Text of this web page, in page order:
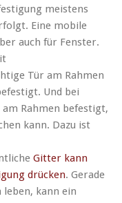
meistens
Eine mobile
auch für Fenster.
Tür am Rahmen
Und bei
Rahmen befestigt,
kann. Dazu ist
Gitter kann
drücken. Gerade
kann ein